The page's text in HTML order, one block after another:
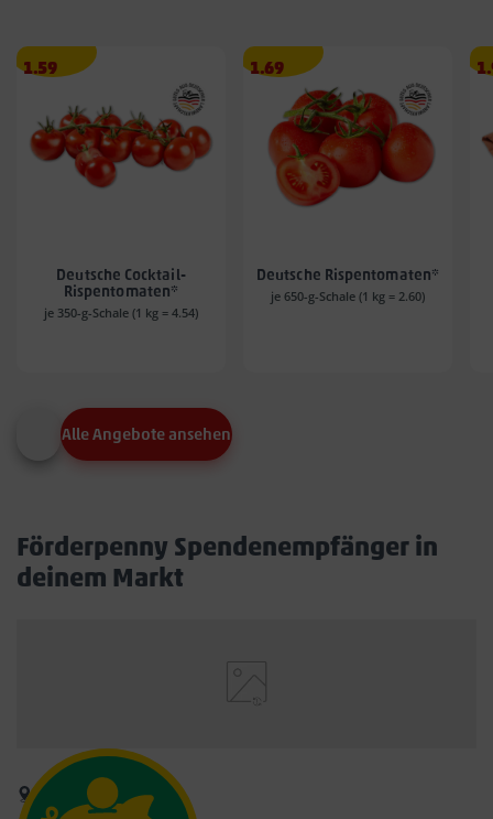
Angebotspreis
1.59
1.59
Deutsche Cocktail-
Rispentomaten*
je 350-g-Schale (1 kg = 4.54)
Angebotspreis
1.69
1.69
Deutsche Rispentomaten*
je 650-g-Schale (1 kg = 2.60)
Alle Angebote ansehen
Förderpenny Spendenempfänger in
deinem Markt